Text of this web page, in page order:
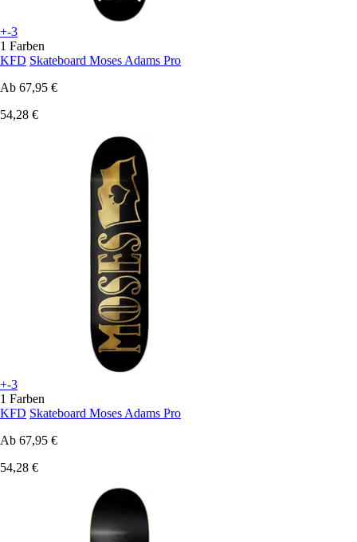
+-3
1 Farben
KFD Skateboard Moses Adams Pro
Ab 67,95 €
54,28 €
+-3
1 Farben
KFD Skateboard Moses Adams Pro
Ab 67,95 €
54,28 €